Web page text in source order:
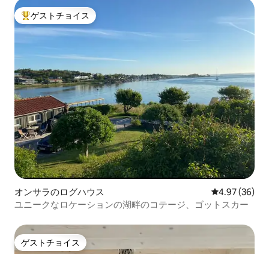
大好評のゲストチョイスです。
ゲストチョイス
オンサラのログハウス レビュー36
4.97 (36)
ユニークなロケーションの湖畔のコテージ、ゴットスカー
ゲストチョイス
ゲストチョイス